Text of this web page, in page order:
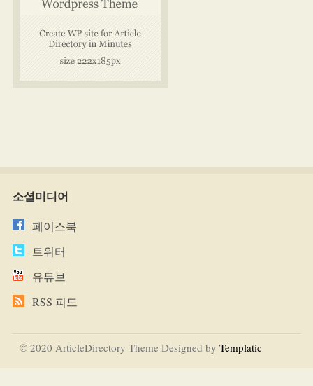
소셜미디어
페이스북
트위터
유튜브
RSS 피드
© 2020 ArticleDirectory Theme Designed by Templatic